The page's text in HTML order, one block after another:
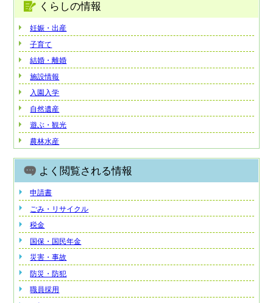
くらしの情報
妊娠・出産
子育て
結婚・離婚
施設情報
入園入学
自然遺産
遊ぶ・観光
農林水産
よく閲覧される情報
申請書
ごみ・リサイクル
税金
国保・国民年金
災害・事故
防災・防犯
職員採用